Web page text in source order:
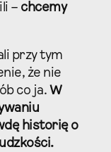
– chcemy
przy tym
że nie
co ja. W
historię o